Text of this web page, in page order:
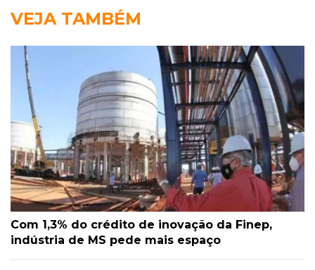
VEJA TAMBÉM
Com 1,3% do crédito de inovação da Finep,
indústria de MS pede mais espaço